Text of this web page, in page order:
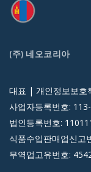
(주) 네오코리아
대표 | 개인정보보호
사업자등록번호:
법인등록번호:
식품수입판매업신고
무역업고유번호: